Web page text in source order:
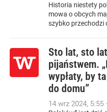
Historia niestety
mowa o obcych
szybko przechodzi
Sto lat, sto
pijaństwem.
wypłaty, by
do domu”
14 wrz 2024, 5:55